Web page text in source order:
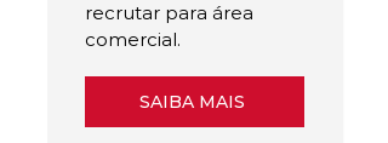
recrutar para área
comercial.
SAIBA MAIS